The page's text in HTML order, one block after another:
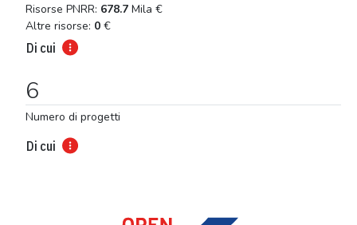
Risorse PNRR: 678.7 Mila €
Altre risorse: 0 €
Di cui
6
Numero di progetti
Di cui